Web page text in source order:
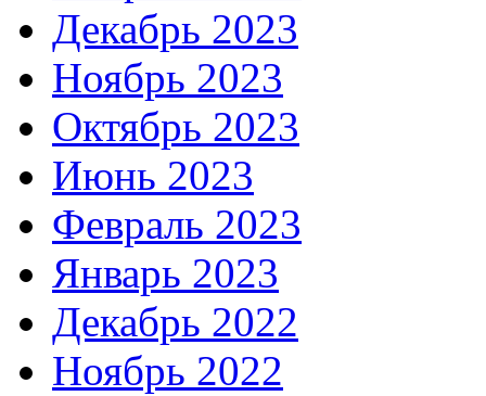
Декабрь 2023
Ноябрь 2023
Октябрь 2023
Июнь 2023
Февраль 2023
Январь 2023
Декабрь 2022
Ноябрь 2022